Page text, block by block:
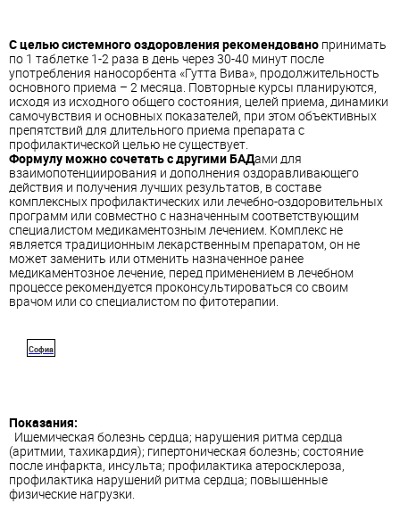
С целью системного оздоровления рекомендовано принимать
по 1 таблетке 1-2 раза в день через 30-40 минут после
употребления наносорбента «Гутта Вива», продолжительность
основного приема – 2 месяца. Повторные курсы планируются,
исходя из исходного общего состояния, целей приема, динамики
самочувствия и основных показателей, при этом объективных
препятствий для длительного приема препарата с
профилактической целью не существует.
Формулу можно сочетать с другими БАДами для
взаимопотенциирования и дополнения оздоравливающего
действия и получения лучших результатов, в составе
комплексных профилактических или лечебно-оздоровительных
программ или совместно с назначенным соответствующим
специалистом медикаментозным лечением. Комплекс не
является традиционным лекарственным препаратом, он не
может заменить или отменить назначенное ранее
медикаментозное лечение, перед применением в лечебном
процессе рекомендуется проконсультироваться со своим
врачом или со специалистом по фитотерапии.
Софиа
Показания:
Ишемическая болезнь сердца; нарушения ритма сердца
(аритмии, тахикардия); гипертоническая болезнь; состояние
после инфаркта, инсульта; профилактика атеросклероза,
профилактика нарушений ритма сердца; повышенные
физические нагрузки.